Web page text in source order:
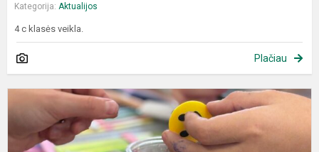
Kategorija: Aktualijos
4 c klasės veikla.
Plačiau